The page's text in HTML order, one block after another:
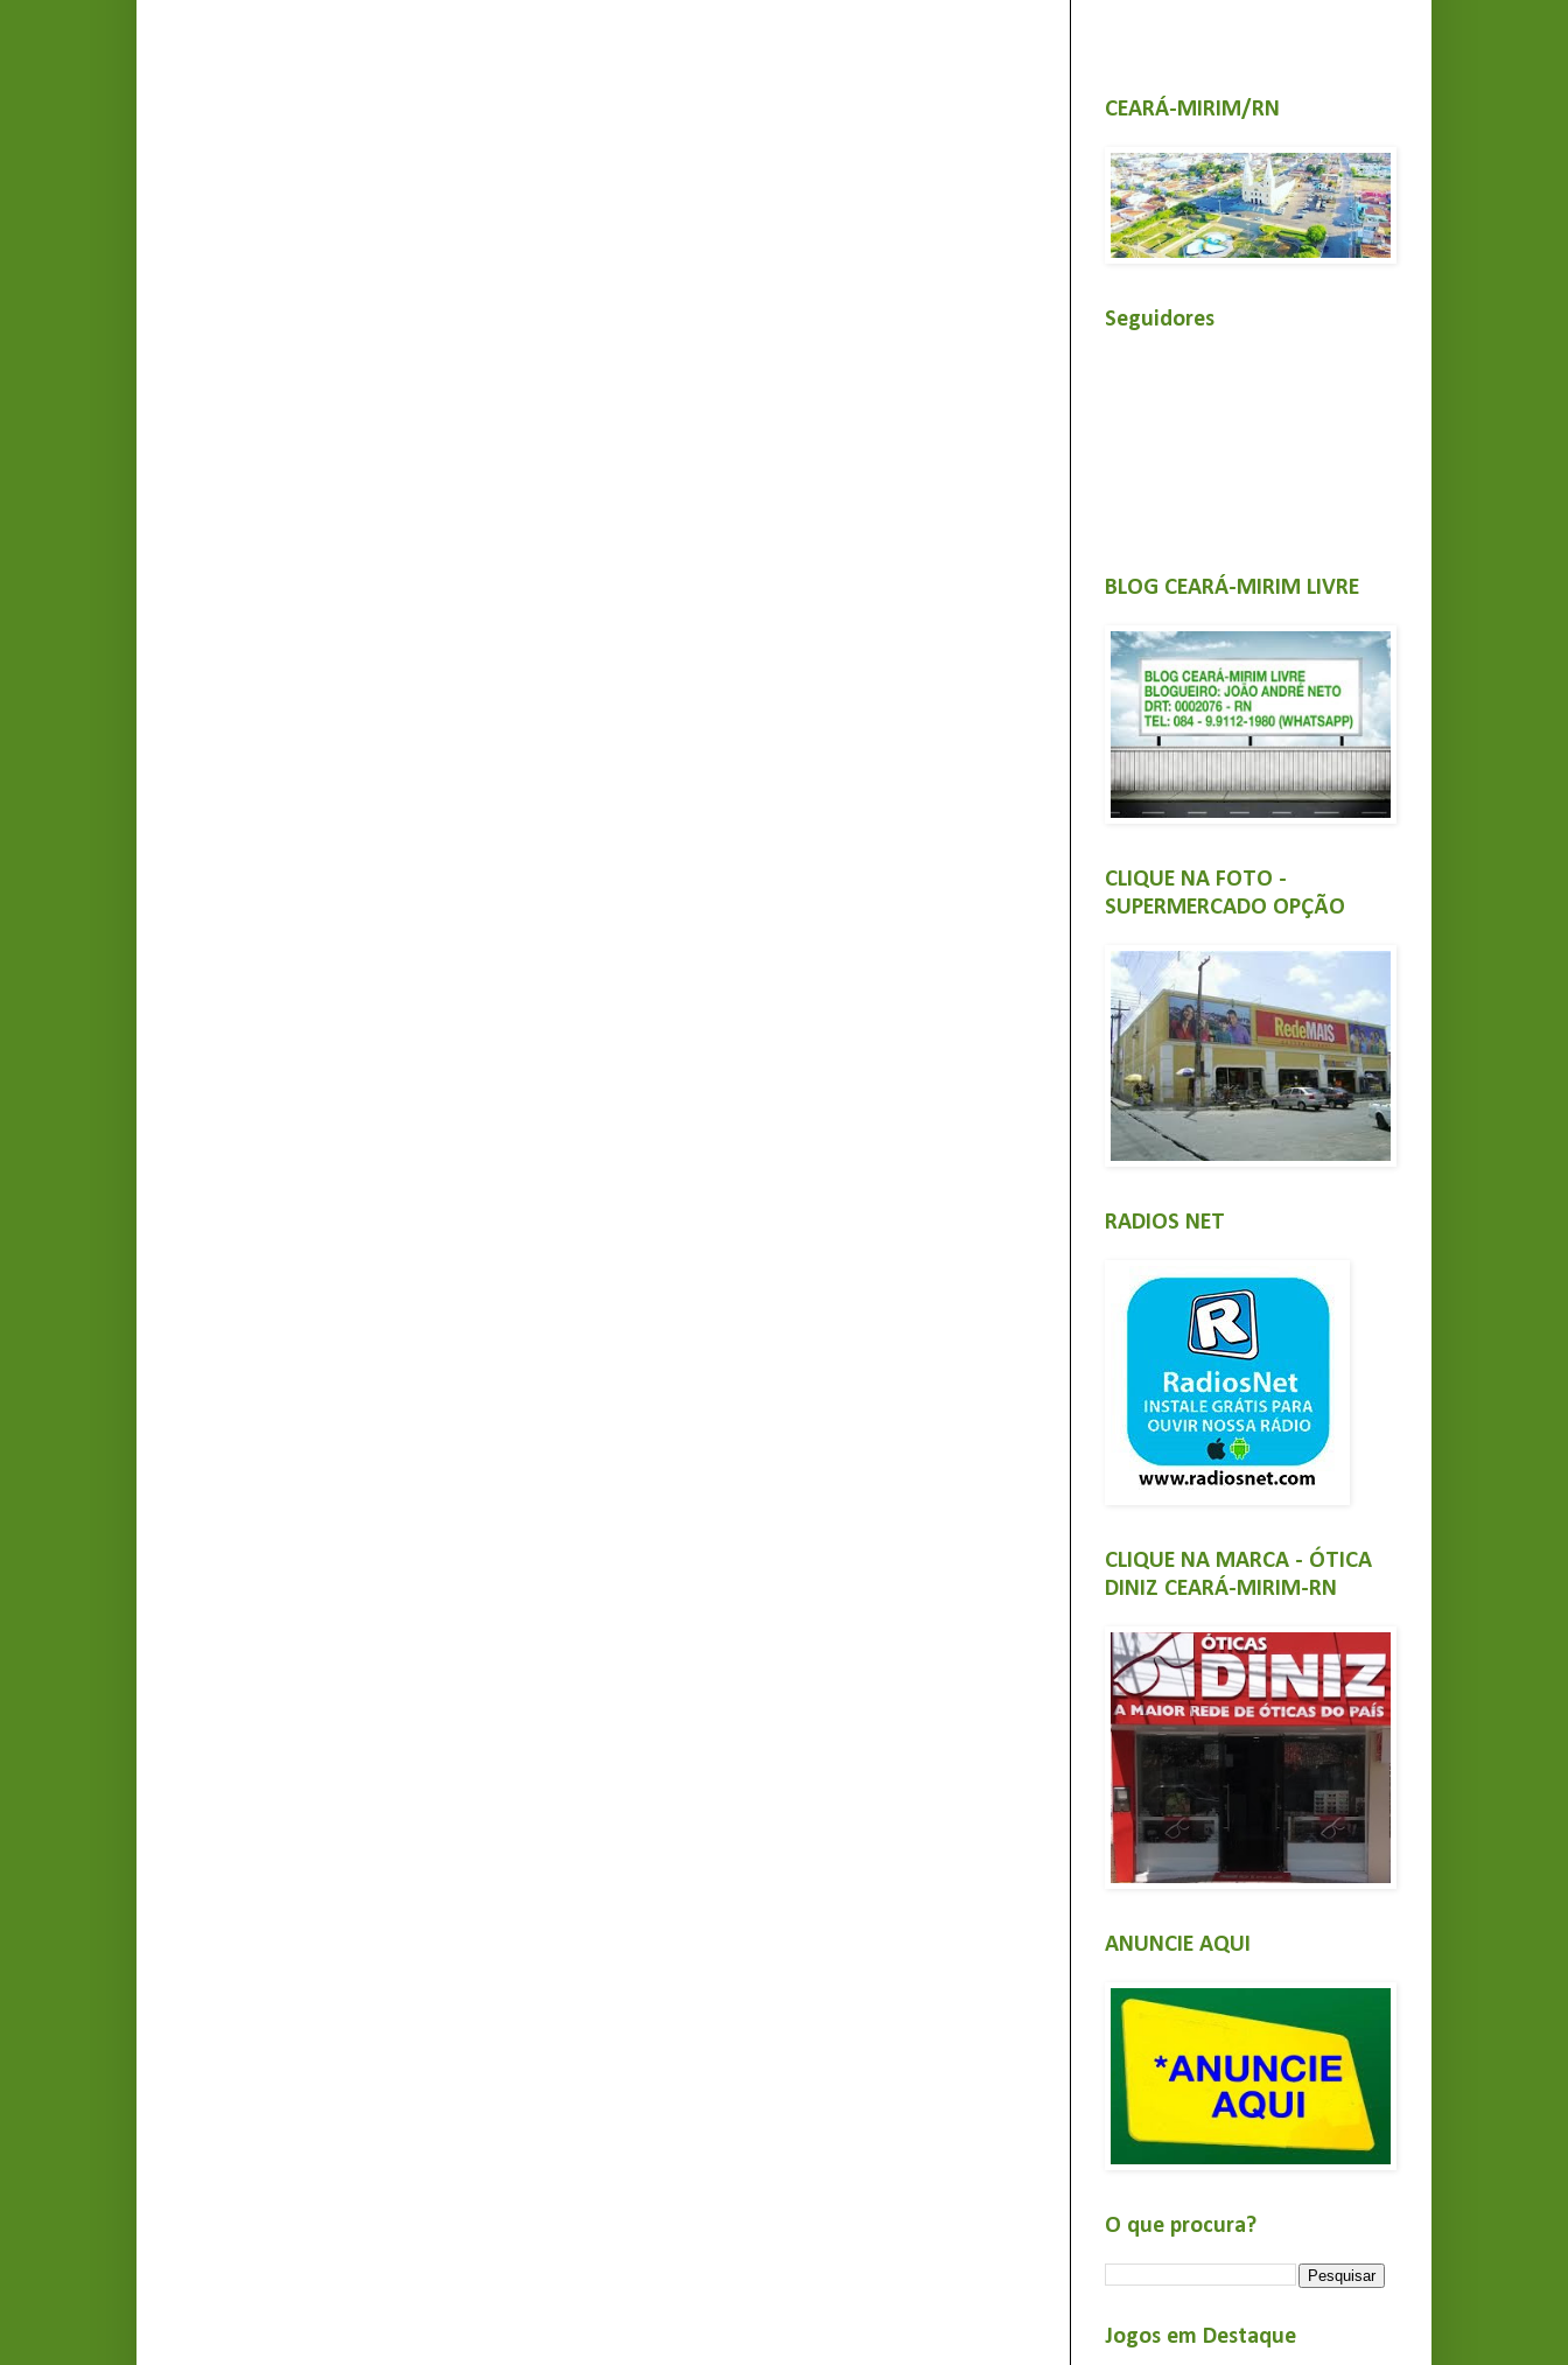
CEARÁ-MIRIM/RN
Seguidores
BLOG CEARÁ-MIRIM LIVRE
CLIQUE NA FOTO -
SUPERMERCADO OPÇÃO
RADIOS NET
CLIQUE NA MARCA - ÓTICA
DINIZ CEARÁ-MIRIM-RN
ANUNCIE AQUI
O que procura?
Jogos em Destaque